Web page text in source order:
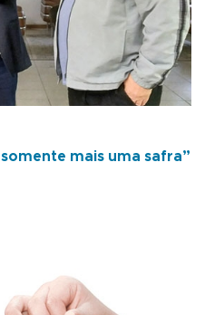
mais uma safra”